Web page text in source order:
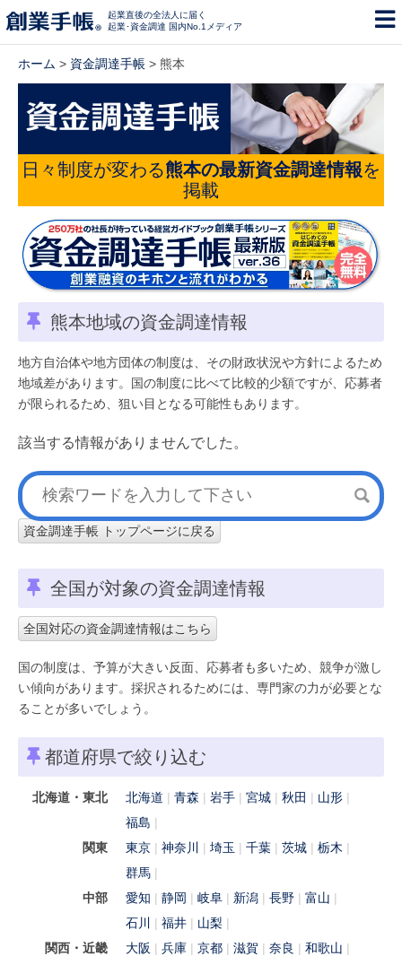
起業直後の全法人に届く
起業･資金調達 国内No.1メディア
ホーム > 資金調達手帳 > 熊本
日々制度が変わる熊本の最新資金調達情報を
掲載
熊本地域の資金調達情報
地方自治体や地方団体の制度は、その財政状況や方針によるため
地域差があります。国の制度に比べて比較的少額ですが、応募者
が限られるため、狙い目となる可能性もあります。
該当する情報がありませんでした。
資金調達手帳 トップページに戻る
全国が対象の資金調達情報
全国対応の資金調達情報はこちら
国の制度は、予算が大きい反面、応募者も多いため、競争が激し
い傾向があります。採択されるためには、専門家の力が必要とな
ることが多いでしょう。
都道府県で絞り込む
北海道・東北 北海道 青森 岩手 宮城 秋田
山形
福島
関東
東京 神奈川 埼玉 千葉 茨城
栃木
群馬
中部
愛知 静岡 岐阜 新潟 長野
富山
石川
福井
山梨
関西・近畿
大阪 兵庫 京都 滋賀 奈良
和歌山